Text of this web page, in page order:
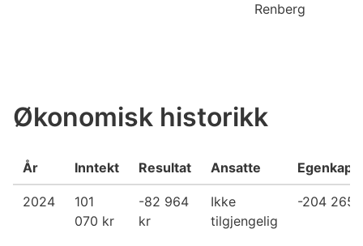
Renberg
Økonomisk historikk
År Inntekt Resultat Ansatte
2024
101
070 kr
-82 964
kr
Ikke
tilgjengelig
-204 265